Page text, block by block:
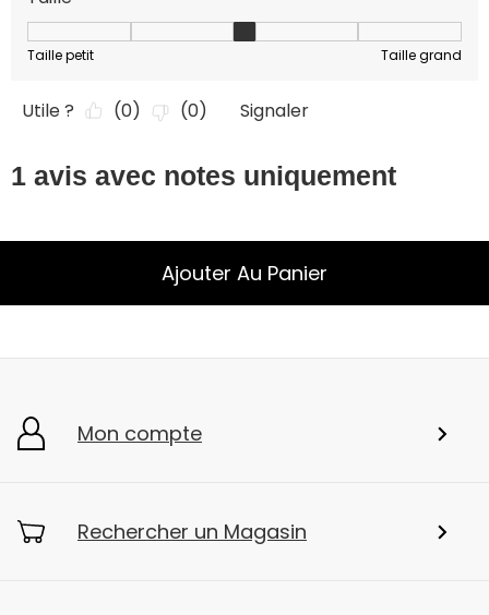
Ajouter Au Panier
Mon compte
Rechercher un Magasin